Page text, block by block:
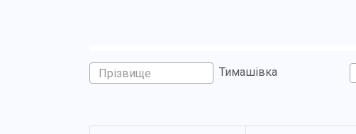
Тимашівка